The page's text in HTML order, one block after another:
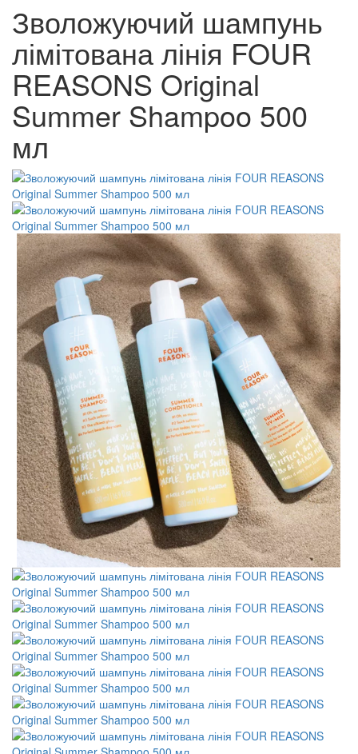
Зволожуючий шампунь
лімітована лінія FOUR
REASONS Original
Summer Shampoo 500
мл